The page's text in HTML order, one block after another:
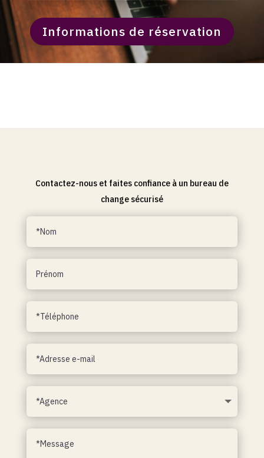
Informations de réservation
Contactez-nous et faites confiance à un bureau de
change sécurisé